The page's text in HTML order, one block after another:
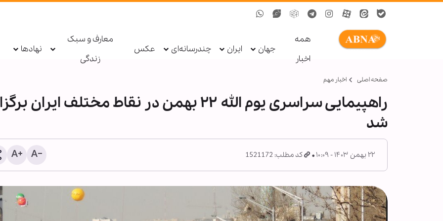
همه
اخبار
جهان ایران چندرسانه‌ای عکس
معارف و سبک
زندگی
نهادها
صفحه اصلی اخبار مهم
راهپیمایی سراسری یوم الله ۲۲ بهمن در نقاط مختلف ایران
شد
۲۲ بهمن ۱۴۰۳ - ۱۰:۰۹ کد مطلب: 1521172
سفرهای هماهنگ علمای
شیعه افغانستان به